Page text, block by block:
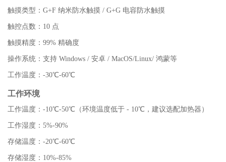
触摸类型：G+F 纳米防水触摸 / G+G 电容防水触摸
触控点数：10 点
触摸精度：99% 精确度
操作系统：支持 Windows / 安卓 / MacOS/Linux/ 鸿蒙等
工作温度：-30℃-60℃
工作环境
工作温度：-10℃-50℃（环境温度低于 - 10℃，建议选配加热器）
工作湿度：5%-90%
存储温度：-20℃-60℃
存储湿度：10%-85%